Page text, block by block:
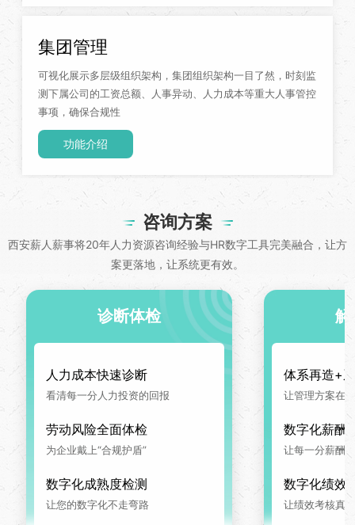
集团管理
可视化展示多层级组织架构，集团组织架构一目了然，时刻监
测下属公司的工资总额、人事异动、人力成本等重大人事管控
事项，确保合规性
功能介绍
咨询方案
西安薪人薪事将20年人力资源咨询经验与HR数字工具完美融合，让方
案更落地，让系统更有效。
诊断体检
人力成本快速诊断
看清每一分人力投资的回报
劳动风险全面体检
为企业戴上“合规护盾”
数字化成熟度检测
让您的数字化不走弯路
解
体系再造+
让管理方案在
数字化薪酬
让每一分薪酬
数字化绩效
让绩效考核真